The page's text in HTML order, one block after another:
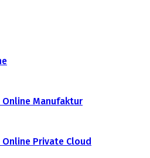
Online Manufaktur
Online Private Cloud